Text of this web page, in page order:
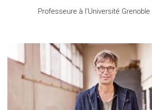
Le reste vous le connaissez par le cinéma de
d’après Euripide / mes Daniel Jeanneteau -
Avignon / 2019 Avignon Festival d’Avignon.
Aubanel